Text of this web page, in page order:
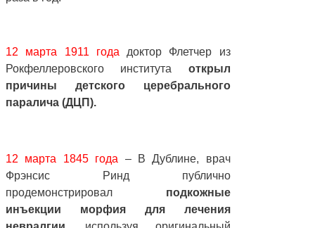
12 марта 1911 года доктор Флетчер из
Рокфеллеровского института открыл
причины детского церебрального
паралича (ДЦП).
12 марта 1845 года – В Дублине, врач
Фрэнсис Ринд публично
продемонстрировал подкожные
инъекции морфия для лечения